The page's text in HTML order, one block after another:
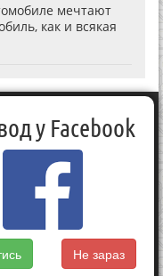
мечтают
как и всякая
у Facebook
Не зараз